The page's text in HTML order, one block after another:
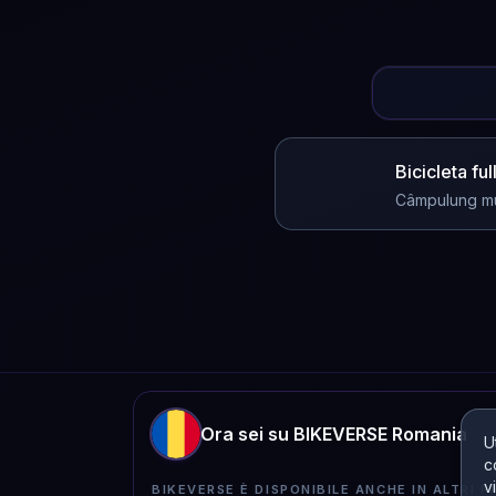
Bicicleta
Câmpulung
Ora sei su BIKEVERSE Romania
BIKEVERSE È DISPONIBILE ANCHE IN ALTRI